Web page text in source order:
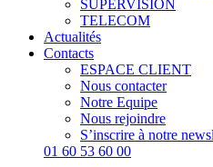
SUPERVISION
TELECOM
Actualités
Contacts
ESPACE CLIENT
Nous contacter
Notre Equipe
Nous rejoindre
S’inscrire à notre
01 60 53 60 00